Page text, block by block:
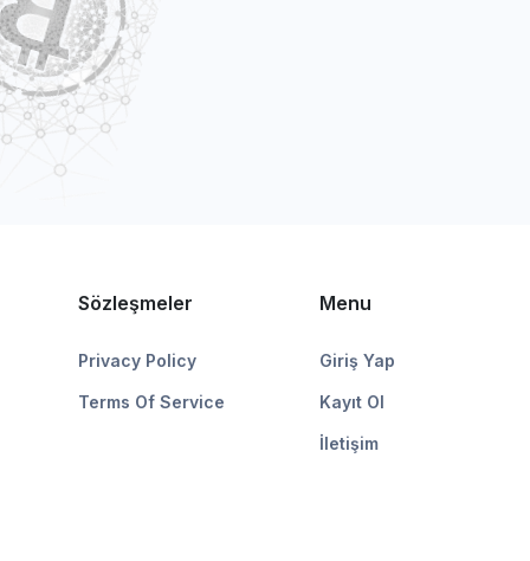
Sözleşmeler
Privacy Policy
Terms Of Service
Menu
Giriş Yap
Kayıt Ol
İletişim